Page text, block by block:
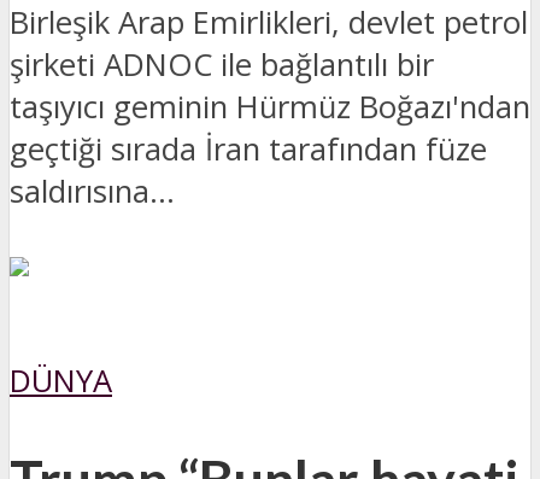
Birleşik Arap Emirlikleri, devlet petrol
şirketi ADNOC ile bağlantılı bir
taşıyıcı geminin Hürmüz Boğazı'ndan
geçtiği sırada İran tarafından füze
saldırısına...
DÜNYA